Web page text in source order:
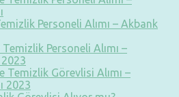
Personeli Alımı – Akbank
Personeli Alımı –
Temizlik Görevlisi Alımı –
2023